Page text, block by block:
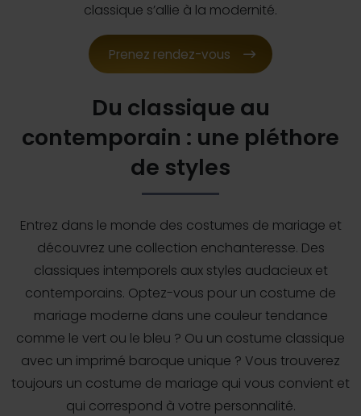
classique s’allie à la modernité.
Prenez rendez-vous
Du classique au
contemporain : une pléthore
de styles
Entrez dans le monde des costumes de mariage et
découvrez une collection enchanteresse. Des
classiques intemporels aux styles audacieux et
contemporains. Optez-vous pour un costume de
mariage moderne dans une couleur tendance
comme le vert ou le bleu ? Ou un costume classique
avec un imprimé baroque unique ? Vous trouverez
toujours un costume de mariage qui vous convient et
qui correspond à votre personnalité.